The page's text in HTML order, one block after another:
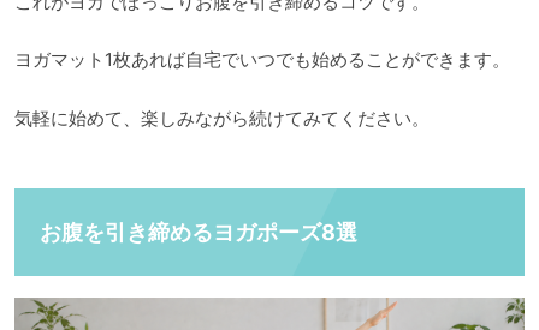
ヨガマット1枚あれば自宅でいつでも始めることができます。
気軽に始めて、楽しみながら続けてみてください。
お腹を引き締めるヨガポーズ8選